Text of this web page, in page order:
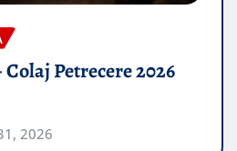
Petrecere 2026
2026